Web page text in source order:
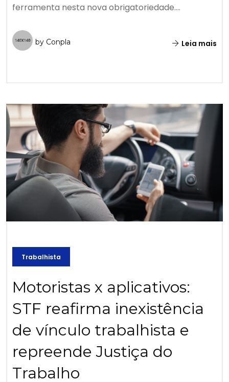
ferramenta nesta nova obrigatoriedade....
by Conpla Leia mais
Trabalhista
Motoristas x aplicativos:
STF reafirma inexistência
de vínculo trabalhista e
repreende Justiça do
Trabalho